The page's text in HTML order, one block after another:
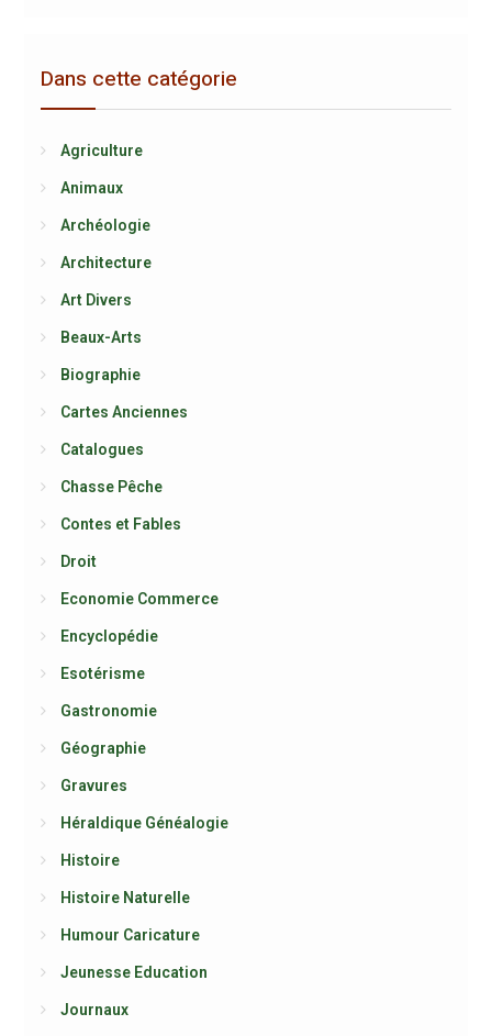
Dans cette catégorie
Agriculture
Animaux
Archéologie
Architecture
Art Divers
Beaux-Arts
Biographie
Cartes Anciennes
Catalogues
Chasse Pêche
Contes et Fables
Droit
Economie Commerce
Encyclopédie
Esotérisme
Gastronomie
Géographie
Gravures
Héraldique Généalogie
Histoire
Histoire Naturelle
Humour Caricature
Jeunesse Education
Journaux